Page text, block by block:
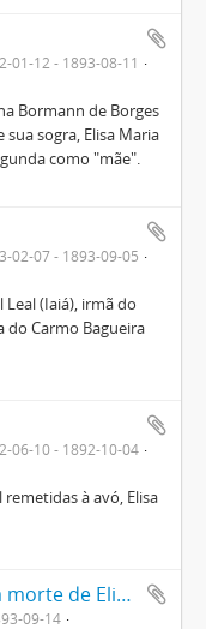
01-12 - 1893-08-11
Bormann de Borges
sua sogra, Elisa Maria
como "mãe".
02-07 - 1893-09-05
(Iaiá), irmã do
do Carmo Bagueira
06-10 - 1892-10-04
à avó, Elisa
Folha de calendário com dia da morte de Elisa Maria Leal
09-14